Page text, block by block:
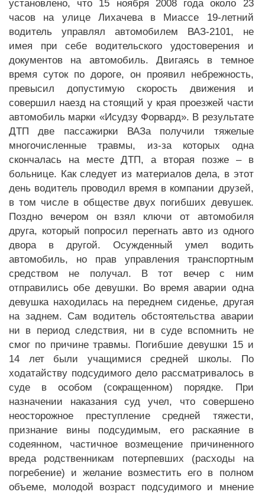
установлено, что 15 ноября 2008 года около 23
часов на улице Лихачева в Миассе 19-летний
водитель управлял автомобилем ВАЗ-2101, не
имея при себе водительского удостоверения и
документов на автомобиль. Двигаясь в темное
время суток по дороге, он проявил небрежность,
превысил допустимую скорость движения и
совершил наезд на стоящий у края проезжей части
автомобиль марки «Исудзу Форвард». В результате
ДТП две пассажирки ВАЗа получили тяжелые
многочисленные травмы, из-за которых одна
скончалась на месте ДТП, а вторая позже – в
больнице. Как следует из материалов дела, в этот
день водитель проводил время в компании друзей,
в том числе в обществе двух погибших девушек.
Поздно вечером он взял ключи от автомобиля
друга, который попросил перегнать авто из одного
двора в другой. Осужденный умел водить
автомобиль, но прав управления транспортным
средством не получал. В тот вечер с ним
отправились обе девушки. Во время аварии одна
девушка находилась на переднем сиденье, другая
на заднем. Сам водитель обстоятельства аварии
ни в период следствия, ни в суде вспомнить не
смог по причине травмы. Погибшие девушки 15 и
14 лет были учащимися средней школы. По
ходатайству подсудимого дело рассматривалось в
суде в особом (сокращенном) порядке. При
назначении наказания суд учел, что совершено
неосторожное преступление средней тяжести,
признание вины подсудимым, его раскаяние в
содеянном, частичное возмещение причиненного
вреда родственникам потерпевших (расходы на
погребение) и желание возместить его в полном
объеме, молодой возраст подсудимого и мнение